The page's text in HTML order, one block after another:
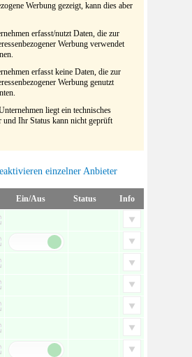
Werbung gezeigt, kann dies aber
erfasst/nutzt Daten, die zur
Werbung verwendet
erfasst keine Daten, die zur
Werbung genutzt
liegt ein technisches
und Ihr Status kann nicht geprüft